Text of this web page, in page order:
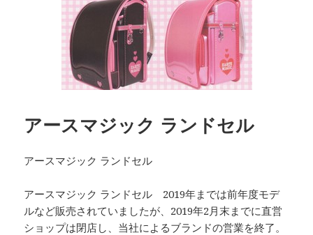
アースマジック ランドセル
アースマジック ランドセル
アースマジック ランドセル 2019年までは前年度モデ
ルなど販売されていましたが、2019年2月末までに直営
ショップは閉店し、当社によるブランドの営業を終了。